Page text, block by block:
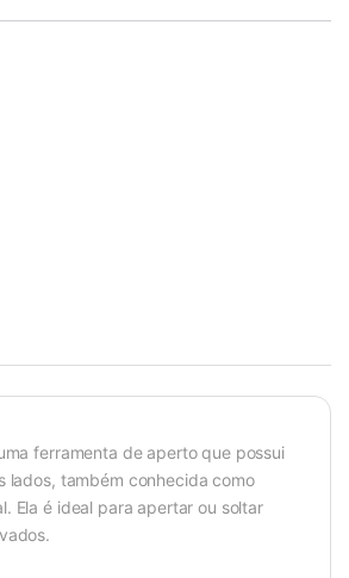
ferramenta de aperto que possui
lados, também conhecida como
Ela é ideal para apertar ou soltar